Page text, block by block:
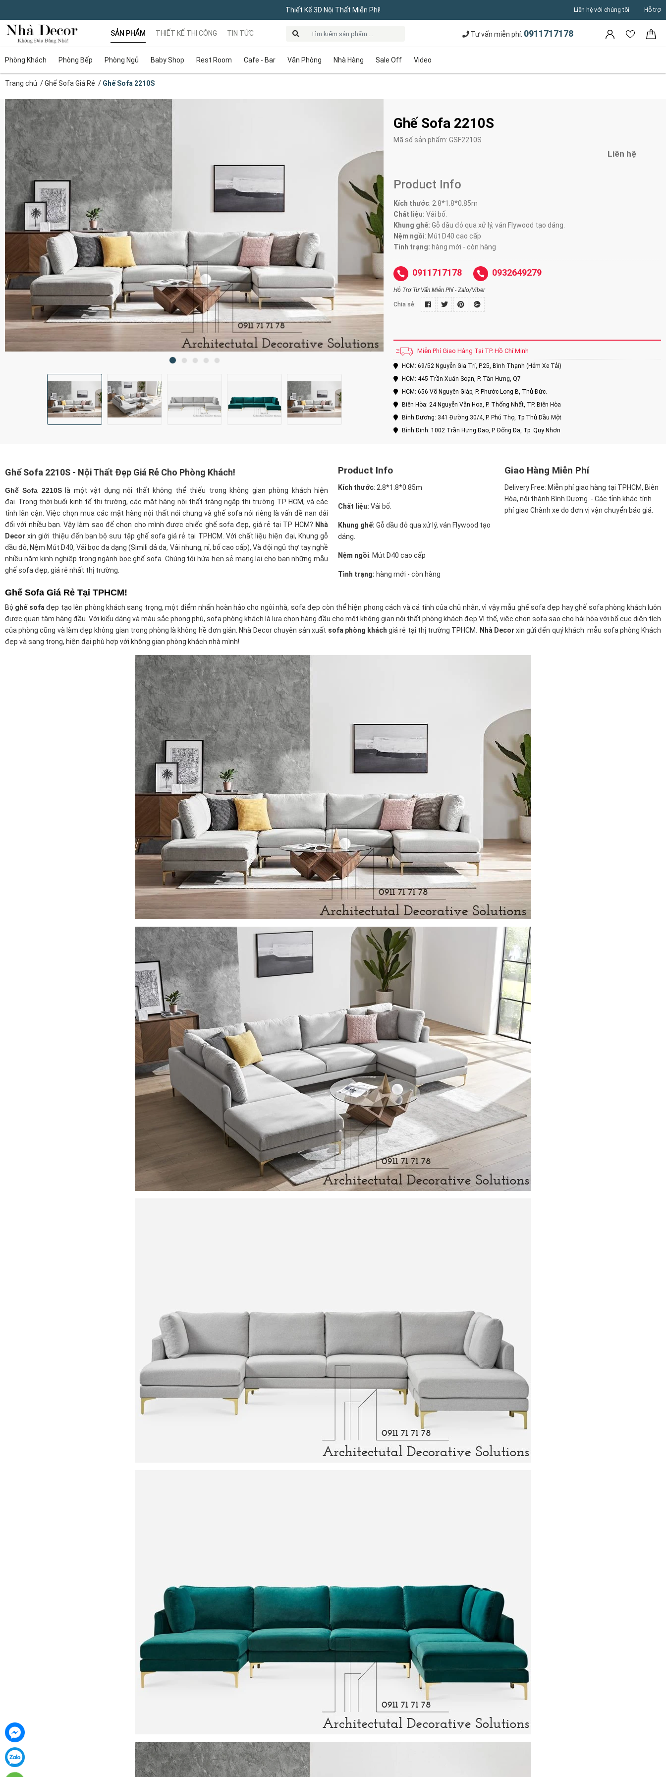
Thiết Kế 3D Nội Thất Miễn Phí! Liên hệ với chúng tôi Hỗ trợ
SẢN PHẨM
Phòng Khách Phòng Bếp Phòng Ngủ Baby Shop Rest Room Cafe - Bar Văn Phòng Nhà Hàng Sale Off Video
THIẾT KẾ THI CÔNG TIN TỨC Tư vấn miễn phí: 0911717178
Trang chủ /Ghế Sofa Giá Rẻ / Ghế Sofa 2210S
Ghế Sofa 2210S
Mã số sản phẩm: GSF2210S
Liên hệ
Product Info
Kích thước: 2.8*1.8*0.85m
Chất liệu: Vải bố.
Khung ghế: Gỗ dầu đỏ qua xử lý, ván Flywood tạo dáng.
Nệm ngồi: Mút D40 cao cấp
Tình trạng: hàng mới - còn hàng
0911717178 0932649279
Hỗ Trợ Tư Vấn Miễn Phí - Zalo/Viber
Chia sẻ:
Miễn Phí Giao Hàng Tại TP. Hồ Chí Minh
HCM: 69/52 Nguyễn Gia Trí, P.25, Bình Thạnh (Hẻm Xe Tải)
HCM: 445 Trần Xuân Soạn, P. Tân Hưng, Q7
HCM: 656 Võ Nguyên Giáp, P. Phước Long B, Thủ Đức.
Biên Hòa: 24 Nguyễn Văn Hoa, P. Thống Nhất, TP. Biên Hòa
Bình Dương: 341 Đường 30/4, P. Phú Thọ, Tp Thủ Dầu Một
Bình Định: 1002 Trần Hưng Đạo, P. Đống Đa, Tp. Quy Nhơn
Ghế Sofa 2210S - Nội Thất Đẹp Giá Rẻ Cho Phòng Khách!
Ghế Sofa 2210Slà một vật dụng nội thất không thể thiếu trong không gian phòng khách hiện
đại. Trong thời buổi kinh tế thị trường, các mặt hàng nội thất tràng ngập thị trường TP HCM, và các
tỉnh lân cận. Việc chọn mua các mặt hàng nội thất nói chung và ghế sofa nói riêng là vấn đề nan dải
đối với nhiều bạn. Vậy làm sao để chọn cho mình được chiếc ghế sofa đẹp, giá rẻ tại TP HCM? Nhà
Decor xin giới thiệu đến bạn bộ sưu tập ghế sofa giá rẻ tại TPHCM. Với chất liệu hiện đại, Khung gỗ
dầu đỏ, Nệm Mút D40, Vải bọc đa dạng (Simili dả da, Vải nhung, nỉ, bố cao cấp), Và đội ngủ thợ tay nghề
nhiều năm kinh nghiệp trong ngành bọc ghế sofa. Chúng tôi hứa hẹn sẻ mang lại cho bạn những mẫu
ghế sofa đẹp, giá rẻ nhất thị trường.
Product Info
Kích thước: 2.8*1.8*0.85m
Chất liệu: Vải bố.
Khung ghế: Gỗ dầu đỏ qua xử lý, ván Flywood tạo
dáng.
Nệm ngồi: Mút D40 cao cấp
Tình trạng: hàng mới - còn hàng
Giao Hàng Miễn Phí
Delivery Free: Miễn phí giao hàng tại TPHCM, Biên
Hòa, nội thành Bình Dương. - Các tỉnh khác tính
phí giao Chành xe do đơn vị vận chuyển báo giá.
Ghế Sofa Giá Rẻ Tại TPHCM!
Bộ ghế sofađẹp tạo lên phòng khách sang trọng, một điểm nhấn hoàn hảo cho ngôi nhà, sofa đẹp còn thể hiện phong cách và cá tính của chủ nhân, vì vậy mẫu ghế sofa đẹp hay ghế sofa phòng khách luôn
được quan tâm hàng đầu. Với kiểu dáng và màu sắc phong phú, sofa phòng khách là lựa chọn hàng đầu cho một không gian nội thất phòng khách đẹp.Vì thế, việc chọn sofa sao cho hài hòa với bố cục diện tích
của phòng cũng và làm đẹp không gian trong phòng là không hề đơn giản. Nhà Decor chuyên sản xuất sofa phòng khách giá rẻ tại thị trường TPHCM. Nhà Decor xin gửi đến quý khách mẫu sofa phòng Khách
đẹp và sang trọng, hiện đại phù hợp với không gian phòng khách nhà mình!